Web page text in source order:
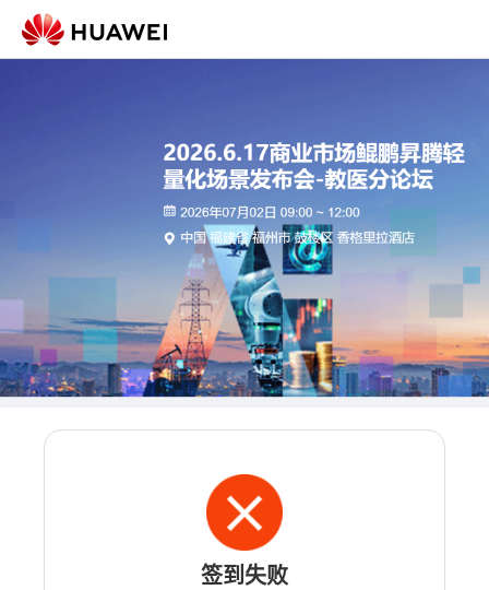
签到失败